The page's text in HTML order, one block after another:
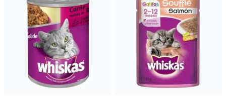
hasta
$220.00
hasta
$12.00